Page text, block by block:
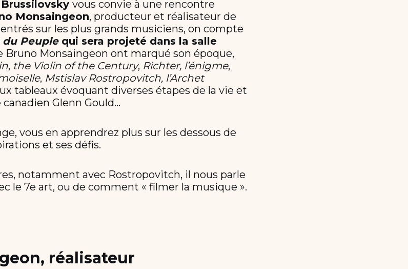
vous convie à une rencontre
Monsaingeon, producteur et réalisateur de
sur les plus grands musiciens, on compte
Peuple qui sera projeté dans la salle
Bruno Monsaingeon ont marqué son époque,
, the Violin of the Century, Richter, l’énigme,
, Mstislav Rostropovitch, l’Archet
tableaux évoquant diverses étapes de la vie et
Glenn Gould…
vous en apprendrez plus sur les dessous de
et ses défis.
notamment avec Rostropovitch, il nous parle
le 7e art, ou de comment « filmer la musique ».
réalisateur